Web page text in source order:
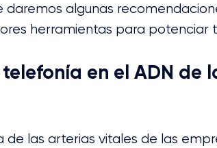
daremos algunas
herramientas para potenciar
en el ADN de
de las arterias vitales de las